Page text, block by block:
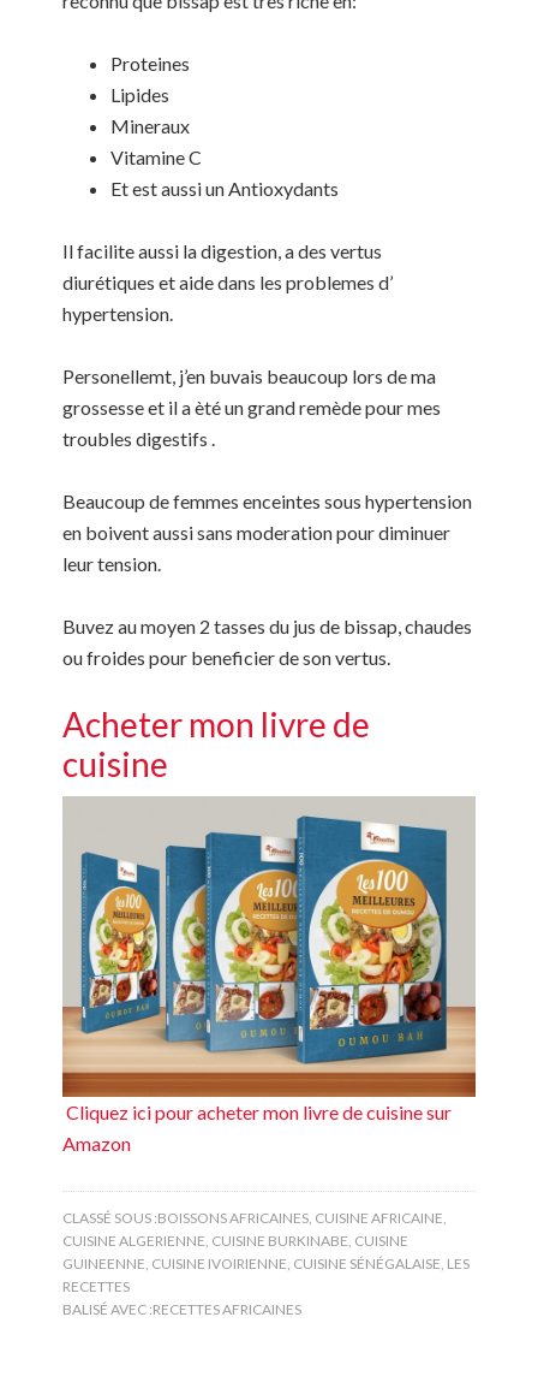
Proteines
Lipides
Mineraux
Vitamine C
Et est aussi un Antioxydants
Il facilite aussi la digestion, a des vertus
diurétiques et aide dans les problemes d’
hypertension.
Personellemt, j’en buvais beaucoup lors de ma
grossesse et il a èté un grand remède pour mes
troubles digestifs .
Beaucoup de femmes enceintes sous hypertension
en boivent aussi sans moderation pour diminuer
leur tension.
Buvez au moyen 2 tasses du jus de bissap, chaudes
ou froides pour beneficier de son vertus.
Acheter mon livre de
cuisine
Cliquez ici pour acheter mon livre de cuisine sur
Amazon
CLASSÉ SOUS :BOISSONS AFRICAINES CUISINE AFRICAINE
CUISINE ALGERIENNE CUISINE BURKINABE CUISINE
GUINEENNE CUISINE IVOIRIENNE CUISINE SÉNÉGALAISE LES
RECETTES
BALISÉ AVEC :RECETTES AFRICAINES